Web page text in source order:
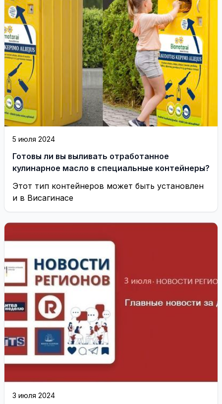
5 июля 2024
Готовы ли вы выливать отработанное
кулинарное масло в специальные контейнеры?
Этот тип контейнеров может быть установлен
и в Висагинасе
3 июля 2024